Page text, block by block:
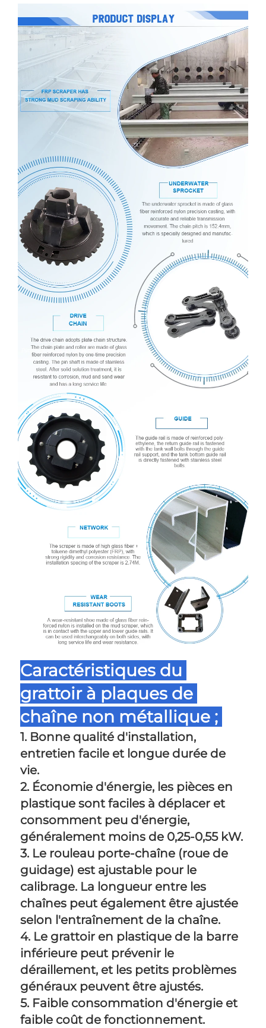
Caractéristiques du
grattoir à plaques de
chaîne non métallique ;
1. Bonne qualité d'installation,
entretien facile et longue durée de
vie.
2. Économie d'énergie, les pièces en
plastique sont faciles à déplacer et
consomment peu d'énergie,
généralement moins de 0,25-0,55 kW.
3. Le rouleau porte-chaîne (roue de
guidage) est ajustable pour le
calibrage. La longueur entre les
chaînes peut également être ajustée
selon l'entraînement de la chaîne.
4. Le grattoir en plastique de la barre
inférieure peut prévenir le
déraillement, et les petits problèmes
généraux peuvent être ajustés.
5. Faible consommation d'énergie et
faible coût de fonctionnement.